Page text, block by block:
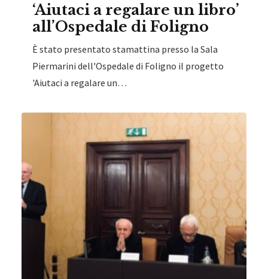
‘Aiutaci a regalare un libro’
all’Ospedale di Foligno
È stato presentato stamattina presso la Sala
Piermarini dell'Ospedale di Foligno il progetto
'Aiutaci a regalare un…